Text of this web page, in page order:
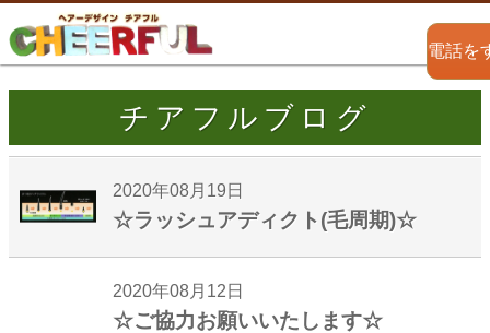
電話を
チアフルブログ
2020年08月19日
☆ラッシュアディクト(毛周期)☆
2020年08月12日
☆ご協力お願いいたします☆